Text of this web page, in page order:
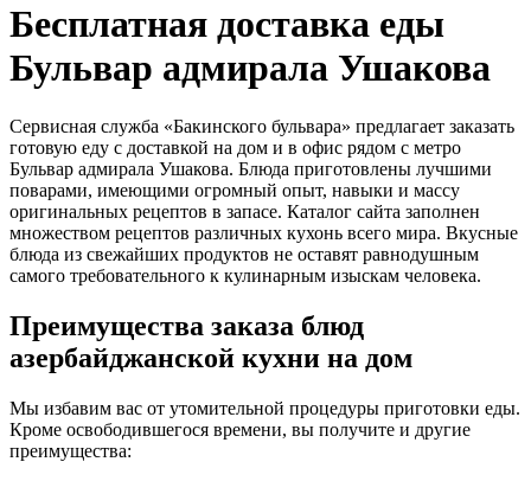
Бесплатная доставка еды
Бульвар адмирала Ушакова
Сервисная служба «Бакинского бульвара» предлагает заказать
готовую еду с доставкой на дом и в офис рядом с метро
Бульвар адмирала Ушакова. Блюда приготовлены лучшими
поварами, имеющими огромный опыт, навыки и массу
оригинальных рецептов в запасе. Каталог сайта заполнен
множеством рецептов различных кухонь всего мира. Вкусные
блюда из свежайших продуктов не оставят равнодушным
самого требовательного к кулинарным изыскам человека.
Преимущества заказа блюд
азербайджанской кухни на дом
Мы избавим вас от утомительной процедуры приготовки еды.
Кроме освободившегося времени, вы получите и другие
преимущества: